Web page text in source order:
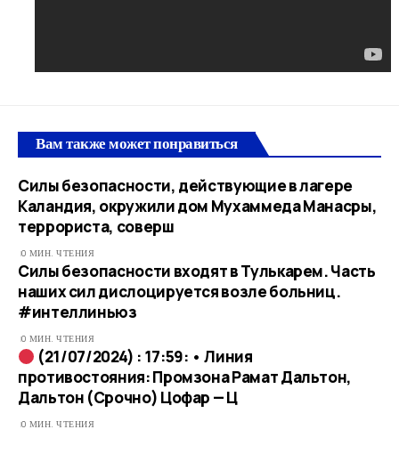
Вам также может понравиться
Силы безопасности, действующие в лагере
Каландия, окружили дом Мухаммеда Манасры,
террориста, соверш
0 МИН. ЧТЕНИЯ
Силы безопасности входят в Тулькарем. Часть
наших сил дислоцируется возле больниц.
#интеллиньюз
0 МИН. ЧТЕНИЯ
(21/07/2024) : 17:59: • Линия
противостояния: Промзона Рамат Дальтон,
Дальтон (Срочно) Цофар — Ц
0 МИН. ЧТЕНИЯ